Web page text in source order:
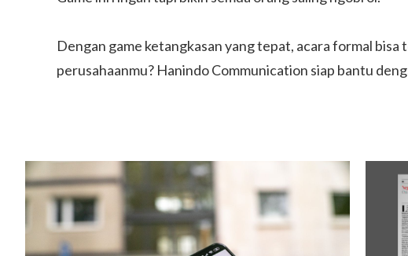
Dengan game ketangkasan yang tepat, acara formal
perusahaanmu? Hanindo Communication siap bantu